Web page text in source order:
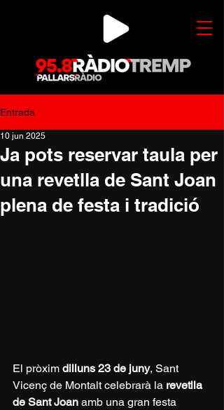
Entrada
Ja pots reservar taula per
una revetlla de Sant Joan
plena de festa i tradició
10 jun 2025
El pròxim dilluns 23 de juny, Sant
Vicenç de Montalt celebrarà la revetlla
de Sant Joan amb una gran festa